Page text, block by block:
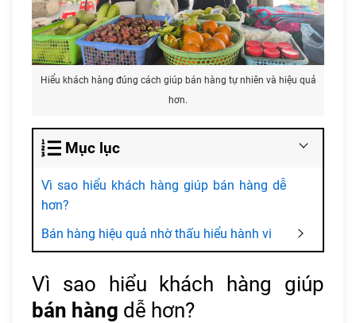
Hiểu khách hàng đúng cách giúp bán hàng tự nhiên và hiệu quả
hơn.
Mục lục
Vì sao hiểu khách hàng giúp bán hàng dễ
hơn?
Bán hàng hiệu quả nhờ thấu hiểu hành vi
Vì sao hiểu khách hàng giúp
bán hàng dễ hơn?